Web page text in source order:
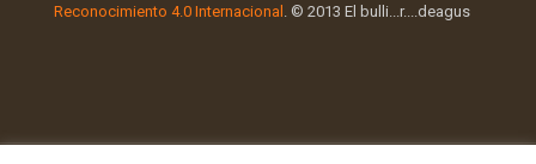
Reconocimiento 4.0 Internacional
. © 2013 El bulli...r....deagus